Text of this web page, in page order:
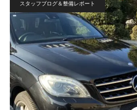
スタッフブログ＆整備レポート